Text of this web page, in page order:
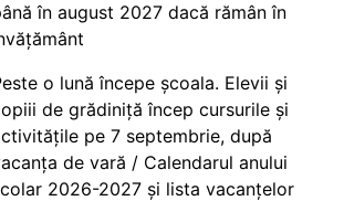
în august 2027 dacă rămân în
o lună începe școala. Elevii și
de grădiniță încep cursurile și
pe 7 septembrie, după
de vară / Calendarul anului
2026-2027 și lista vacanțelor